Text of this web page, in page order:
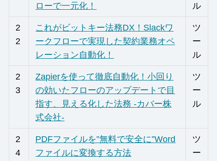
ローで一元化！
ル
2
2
これがビットキー法務DX！Slackワ
ークフローで実現した契約業務オペ
レーション自動化！
ツ
ー
ル
2
3
Zapierを使って徹底自動化！小回り
の効いたフローのアップデートで目
指す、見える化した法務 -カバー株
式会社-
ツ
ー
ル
2
4
PDFファイルを”無料で安全に”Word
ファイルに変換する方法
ツ
ー